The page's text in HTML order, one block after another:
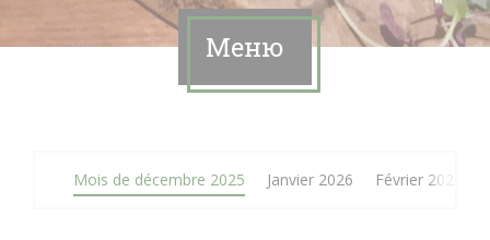
Меню
Mois de décembre 2025 Janvier 2026 Février 2026